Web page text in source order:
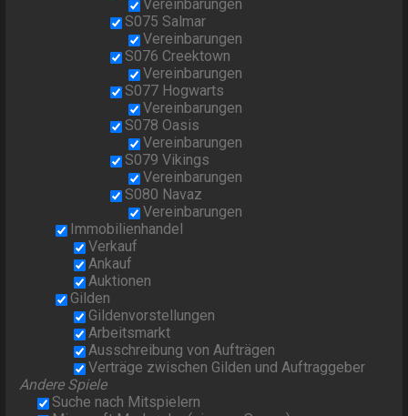
Vereinbarungen
S075 Salmar
Vereinbarungen
S076 Creektown
Vereinbarungen
S077 Hogwarts
Vereinbarungen
S078 Oasis
Vereinbarungen
S079 Vikings
Vereinbarungen
S080 Navaz
Vereinbarungen
Immobilienhandel
Verkauf
Ankauf
Auktionen
Gilden
Gildenvorstellungen
Arbeitsmarkt
Ausschreibung von Aufträgen
Verträge zwischen Gilden und Auftraggeber
Andere Spiele
Suche nach Mitspielern